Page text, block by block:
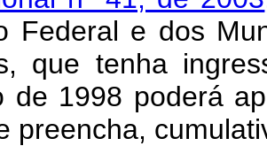
Federal e dos
que tenha
de 1998 poderá
preencha,